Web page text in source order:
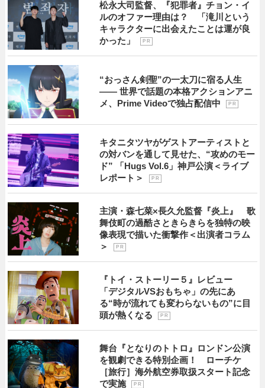
松永大司監督、『犯罪者』チョン・イ
ルのオファー理由は？ 「滝川という
キャラクターに出会えたことは運が良
かった」
P R
“おっさん剣聖”の一太刀に宿る人生
―― 世界で話題の本格アクションアニ
メ、Prime Videoで独占配信中
P R
キタニタツヤがゲストアーティストと
の対バンを通して見せた、“攻めのモー
ド” 「Hugs Vol.6」神戸公演＜ライブ
レポート＞
P R
主演・森七菜×長久允監督『炎上』 歌
舞伎町の過酷さときらきらを独特の映
像表現で描いた衝撃作＜出演者コラム
＞
P R
『トイ・ストーリー５』レビュー
「デジタルVSおもちゃ」の先にあ
る“時が流れても変わらないもの”に目
頭が熱くなる
P R
舞台『となりのトトロ』ロンドン公演
を観劇できる特別企画！ ローチケ
［旅行］海外航空券取扱スタート記念
で実施
P R